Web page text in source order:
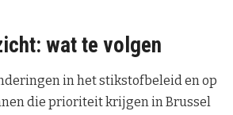
wat te volgen
in het stikstofbeleid en op
die prioriteit krijgen in Brussel